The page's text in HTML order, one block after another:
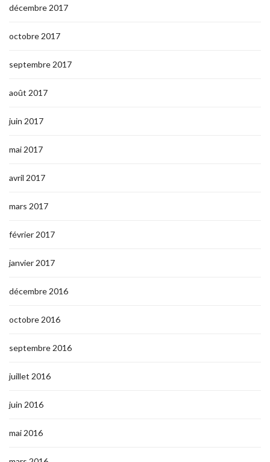
décembre 2017
octobre 2017
septembre 2017
août 2017
juin 2017
mai 2017
avril 2017
mars 2017
février 2017
janvier 2017
décembre 2016
octobre 2016
septembre 2016
juillet 2016
juin 2016
mai 2016